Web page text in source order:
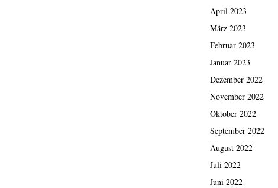
April 2023
März 2023
Februar 2023
Januar 2023
Dezember 2022
November 2022
Oktober 2022
September 2022
August 2022
Juli 2022
Juni 2022